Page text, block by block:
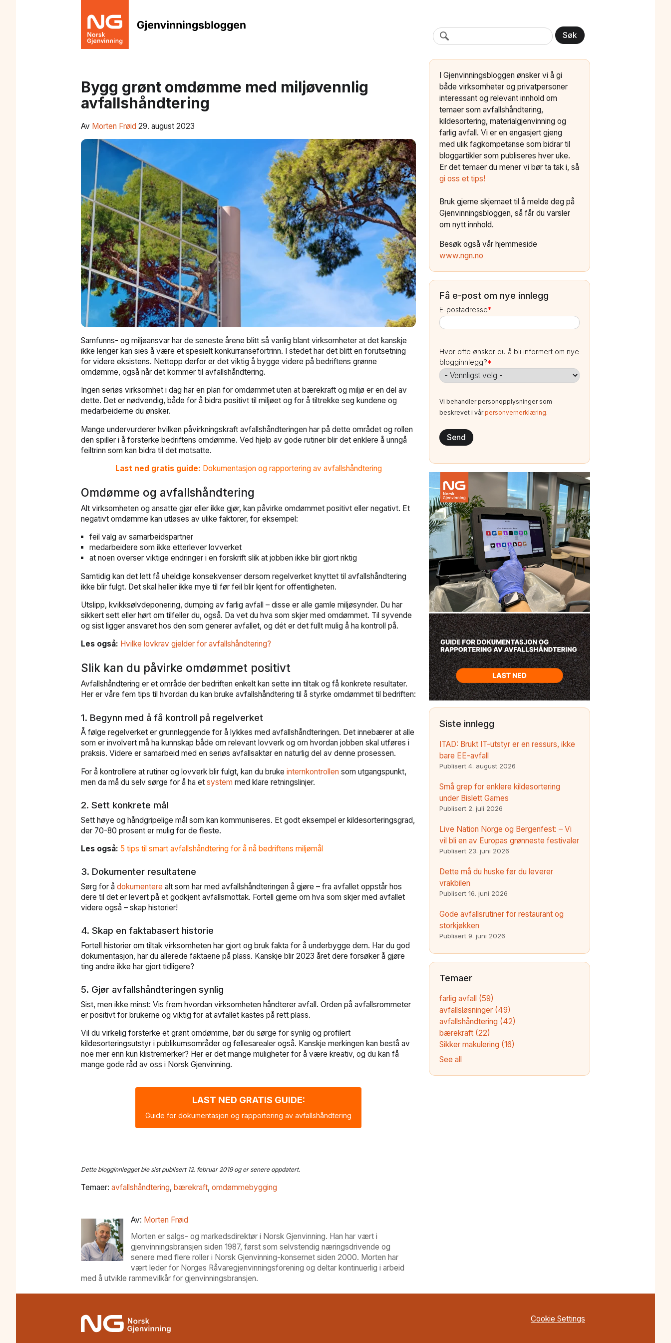
Søk
Bygg grønt omdømme med miljøvennlig
avfallshåndtering
Av Morten Frøid 29. august 2023
Samfunns- og miljøansvar har de seneste årene blitt så vanlig blant virksomheter at det kanskje
ikke lenger kan sies å være et spesielt konkurransefortrinn. I stedet har det blitt en forutsetning
for videre eksistens. Nettopp derfor er det viktig å bygge videre på bedriftens grønne
omdømme, også når det kommer til avfallshåndtering.
Ingen seriøs virksomhet i dag har en plan for omdømmet uten at bærekraft og miljø er en del av
dette. Det er nødvendig, både for å bidra positivt til miljøet og for å tiltrekke seg kundene og
medarbeiderne du ønsker.
Mange undervurderer hvilken påvirkningskraft avfallshåndteringen har på dette området og rollen
den spiller i å forsterke bedriftens omdømme. Ved hjelp av gode rutiner blir det enklere å unngå
feiltrinn som kan bidra til det motsatte.
Last ned gratis guide: Dokumentasjon og rapportering av avfallshåndtering
Omdømme og avfallshåndtering
Alt virksomheten og ansatte gjør eller ikke gjør, kan påvirke omdømmet positivt eller negativt. Et
negativt omdømme kan utløses av ulike faktorer, for eksempel:
feil valg av samarbeidspartner
medarbeidere som ikke etterlever lovverket
at noen overser viktige endringer i en forskrift slik at jobben ikke blir gjort riktig
Samtidig kan det lett få uheldige konsekvenser dersom regelverket knyttet til avfallshåndtering
ikke blir fulgt. Det skal heller ikke mye til før feil blir kjent for offentligheten.
Utslipp, kvikksølvdeponering, dumping av farlig avfall – disse er alle gamle miljøsynder. Du har
sikkert sett eller hørt om tilfeller du, også. Da vet du hva som skjer med omdømmet. Til syvende
og sist ligger ansvaret hos den som generer avfallet, og dét er det fullt mulig å ha kontroll på.
Les også: Hvilke lovkrav gjelder for avfallshåndtering?
Slik kan du påvirke omdømmet positivt
Avfallshåndtering er et område der bedriften enkelt kan sette inn tiltak og få konkrete resultater.
Her er våre fem tips til hvordan du kan bruke avfallshåndtering til å styrke omdømmet til bedriften:
1. Begynn med å få kontroll på regelverket
Å følge regelverket er grunnleggende for å lykkes med avfallshåndteringen. Det innebærer at alle
som er involvert må ha kunnskap både om relevant lovverk og om hvordan jobben skal utføres i
praksis. Videre er samarbeid med en seriøs avfallsaktør en naturlig del av denne prosessen.
For å kontrollere at rutiner og lovverk blir fulgt, kan du bruke internkontrollen som utgangspunkt,
men da må du selv sørge for å ha et system med klare retningslinjer.
2. Sett konkrete mål
Sett høye og håndgripelige mål som kan kommuniseres. Et godt eksempel er kildesorteringsgrad,
der 70-80 prosent er mulig for de fleste.
Les også: 5 tips til smart avfallshåndtering for å nå bedriftens miljømål
3. Dokumenter resultatene
Sørg for å dokumentere alt som har med avfallshåndteringen å gjøre – fra avfallet oppstår hos
dere til det er levert på et godkjent avfallsmottak. Fortell gjerne om hva som skjer med avfallet
videre også – skap historier!
4. Skap en faktabasert historie
Fortell historier om tiltak virksomheten har gjort og bruk fakta for å underbygge dem. Har du god
dokumentasjon, har du allerede faktaene på plass. Kanskje blir 2023 året dere forsøker å gjøre
ting andre ikke har gjort tidligere?
5. Gjør avfallshåndteringen synlig
Sist, men ikke minst: Vis frem hvordan virksomheten håndterer avfall. Orden på avfallsrommeter
er positivt for brukerne og viktig for at avfallet kastes på rett plass.
Vil du virkelig forsterke et grønt omdømme, bør du sørge for synlig og profilert
kildesorteringsutstyr i publikumsområder og fellesarealer også. Kanskje merkingen kan bestå av
noe mer enn kun klistremerker? Her er det mange muligheter for å være kreativ, og du kan få
mange gode råd av oss i Norsk Gjenvinning.
LAST NED GRATIS GUIDE:
Guide for dokumentasjon og rapportering av avfallshåndtering
Dette blogginnlegget ble sist publisert 12. februar 2019 og er senere oppdatert.
Temaer: avfallshåndtering, bærekraft, omdømmebygging
Av: Morten Frøid
Morten er salgs- og markedsdirektør i Norsk Gjenvinning. Han har vært i
gjenvinningsbransjen siden 1987, først som selvstendig næringsdrivende og
senere med flere roller i Norsk Gjenvinning-konsernet siden 2000. Morten har
vært leder for Norges Råvaregjenvinningsforening og deltar kontinuerlig i arbeid
med å utvikle rammevilkår for gjenvinningsbransjen.
I Gjenvinningsbloggen ønsker vi å gi
både virksomheter og privatpersoner
interessant og relevant innhold om
temaer som avfallshåndtering,
kildesortering, materialgjenvinning og
farlig avfall. Vi er en engasjert gjeng
med ulik fagkompetanse som bidrar til
bloggartikler som publiseres hver uke.
Er det temaer du mener vi bør ta tak i, så
gi oss et tips!
Bruk gjerne skjemaet til å melde deg på
Gjenvinningsbloggen, så får du varsler
om nytt innhold.
Besøk også vår hjemmeside
www.ngn.no
Få e-post om nye innlegg
E-postadresse*
Hvor ofte ønsker du å bli informert om nye
blogginnlegg?*
Vi behandler personopplysninger som
beskrevet i vårpersonvernerklæring.
Siste innlegg
ITAD: Brukt IT-utstyr er en ressurs, ikke
bare EE-avfall
Publisert 4. august 2026
Små grep for enklere kildesortering
under Bislett Games
Publisert 2. juli 2026
Live Nation Norge og Bergenfest: – Vi
vil bli en av Europas grønneste festivaler
Publisert 23. juni 2026
Dette må du huske før du leverer
vrakbilen
Publisert 16. juni 2026
Gode avfallsrutiner for restaurant og
storkjøkken
Publisert 9. juni 2026
Temaer
farlig avfall (59)
avfallsløsninger (49)
avfallshåndtering (42)
bærekraft (22)
Sikker makulering (16)
See all
Cookie Settings